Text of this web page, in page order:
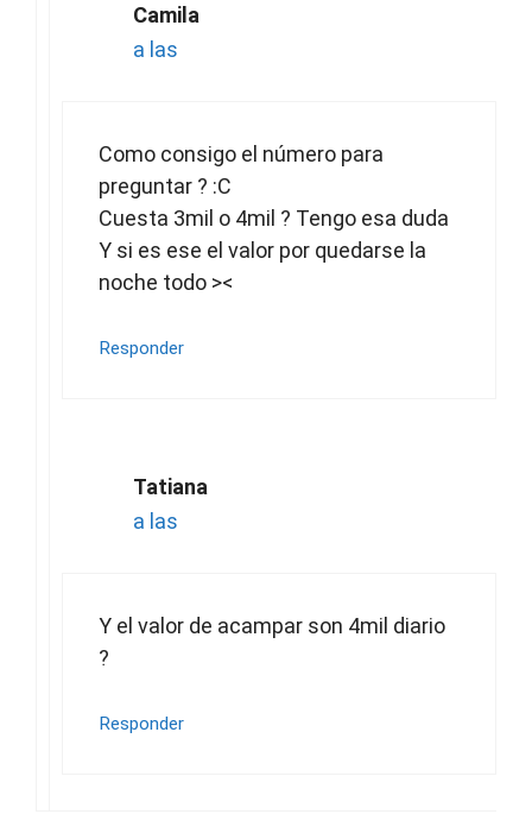
Camila
a las
Como consigo el número para
preguntar ? :C
Cuesta 3mil o 4mil ? Tengo esa duda
Y si es ese el valor por quedarse la
noche todo ><
Responder
Tatiana
a las
Y el valor de acampar son 4mil diario
?
Responder